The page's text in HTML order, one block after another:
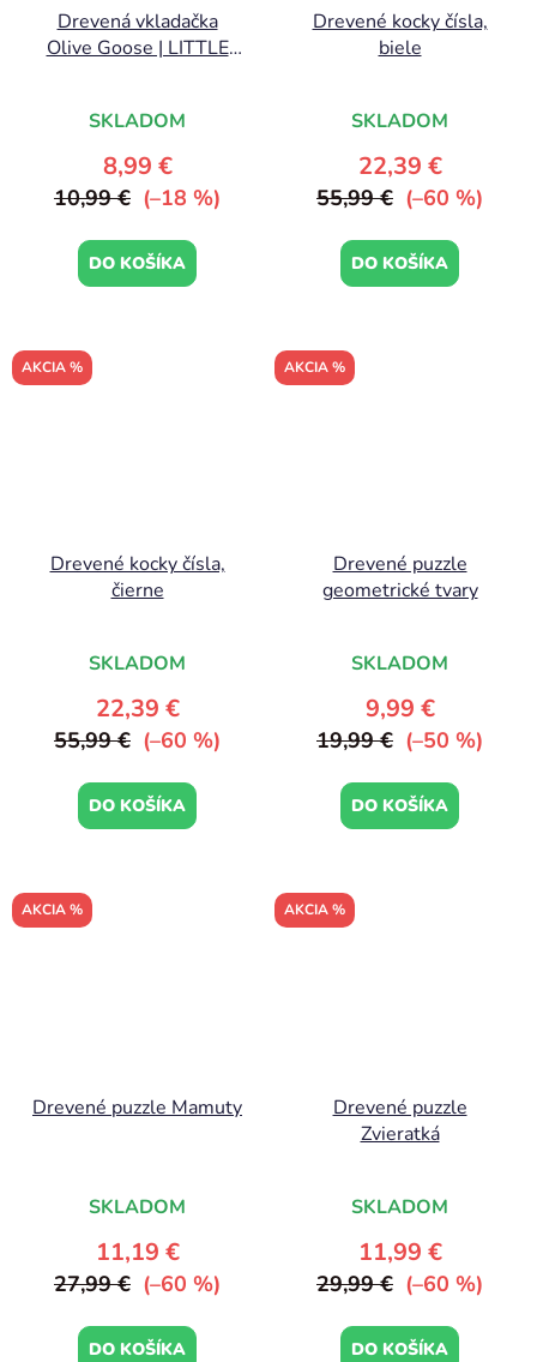
Drevená vkladačka
Olive Goose | LITTLE
SKLADOM
8,99 €
10,99 € (–18 %)
DO KOŠÍKA
Drevené kocky čísla,
biele
SKLADOM
22,39 €
55,99 € (–60 %)
DO KOŠÍKA
AKCIA %
Drevené kocky čísla,
čierne
SKLADOM
22,39 €
55,99 € (–60 %)
DO KOŠÍKA
AKCIA %
Drevené puzzle
geometrické tvary
SKLADOM
9,99 €
19,99 € (–50 %)
DO KOŠÍKA
AKCIA %
Drevené puzzle Mamuty
SKLADOM
11,19 €
27,99 € (–60 %)
DO KOŠÍKA
AKCIA %
Drevené puzzle
Zvieratká
SKLADOM
11,99 €
29,99 € (–60 %)
DO KOŠÍKA